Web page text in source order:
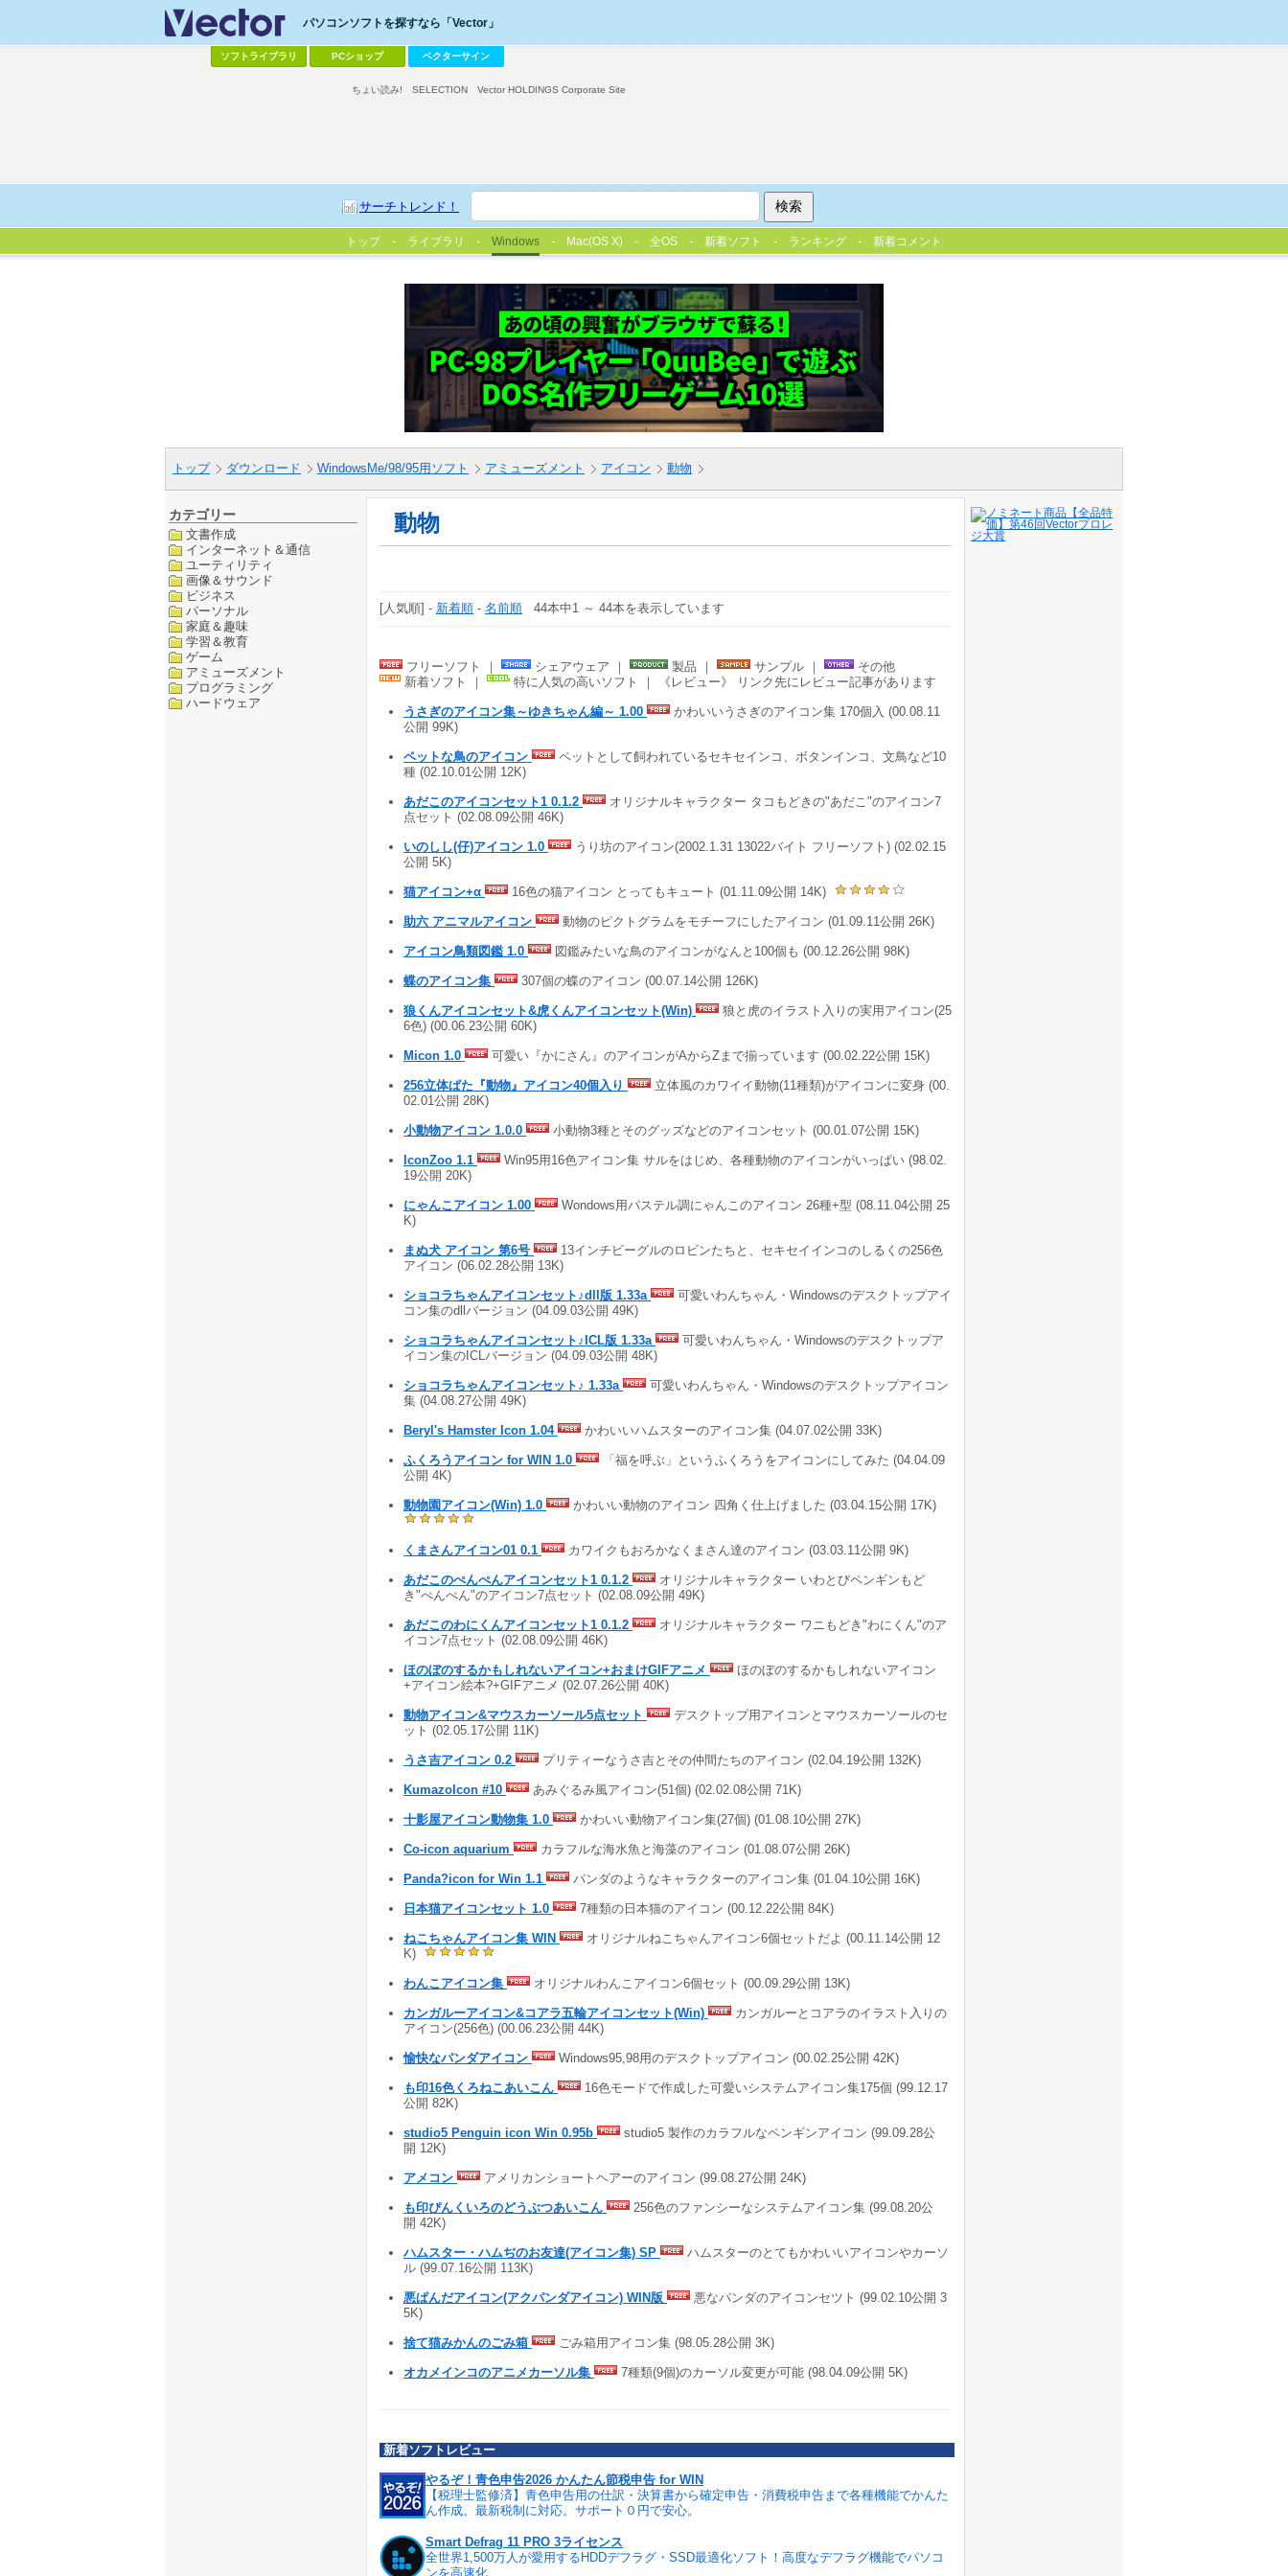
パソコンソフトを探すなら「Vector」
ソフトライブラリ PCショップ ベクターサイン
サーチトレンド！
ちょい読み! SELECTION Vector HOLDINGS Corporate Site
トップ ライブラリ Windows Mac(OS X) 全OS 新着ソフト ランキング 新着コメント
トップ ダウンロード WindowsMe/98/95用ソフト アミューズメント アイコン 動物
カテゴリー
文書作成
インターネット＆通信
ユーティリティ
画像＆サウンド
ビジネス
パーソナル
家庭＆趣味
学習＆教育
ゲーム
アミューズメント
プログラミング
ハードウェア
動物
[人気順] - 新着順 - 名前順 44本中1 ～ 44本を表示しています
フリーソフト ｜ シェアウェア ｜ 製品 ｜ サンプル ｜
その他
新着ソフト ｜
特に人気の高いソフト ｜ 《レビュー》 リンク先にレビュー記事があります
うさぎのアイコン集～ゆきちゃん編～ 1.00
かわいいうさぎのアイコン集 170個入 (00.08.11
公開 99K)
ペットな鳥のアイコン
ペットとして飼われているセキセインコ、ボタンインコ、文鳥など10
種 (02.10.01公開 12K)
あだこのアイコンセット1 0.1.2
オリジナルキャラクター タコもどきの"あだこ"のアイコン7
点セット (02.08.09公開 46K)
いのしし(仔)アイコン 1.0
うり坊のアイコン(2002.1.31 13022バイト フリーソフト) (02.02.15
公開 5K)
猫アイコン+α 16色の猫アイコン とってもキュート (01.11.09公開 14K)
助六 アニマルアイコン 動物のピクトグラムをモチーフにしたアイコン (01.09.11公開 26K)
アイコン鳥類図鑑 1.0 図鑑みたいな鳥のアイコンがなんと100個も (00.12.26公開 98K)
蝶のアイコン集 307個の蝶のアイコン (00.07.14公開 126K)
狼くんアイコンセット&虎くんアイコンセット(Win)
狼と虎のイラスト入りの実用アイコン(25
6色) (00.06.23公開 60K)
Micon 1.0 可愛い『かにさん』のアイコンがAからZまで揃っています (00.02.22公開 15K)
256立体ぱた『動物』アイコン40個入り
立体風のカワイイ動物(11種類)がアイコンに変身 (00.
02.01公開 28K)
小動物アイコン 1.0.0 小動物3種とそのグッズなどのアイコンセット (00.01.07公開 15K)
IconZoo 1.1
Win95用16色アイコン集 サルをはじめ、各種動物のアイコンがいっぱい (98.02.
19公開 20K)
にゃんこアイコン 1.00
Wondows用パステル調にゃんこのアイコン 26種+型 (08.11.04公開 25
K)
まぬ犬 アイコン 第6号
13インチビーグルのロビンたちと、セキセイインコのしるくの256色
アイコン (06.02.28公開 13K)
ショコラちゃんアイコンセット♪dll版 1.33a
可愛いわんちゃん・Windowsのデスクトップアイ
コン集のdllバージョン (04.09.03公開 49K)
ショコラちゃんアイコンセット♪ICL版 1.33a
可愛いわんちゃん・Windowsのデスクトップア
イコン集のICLバージョン (04.09.03公開 48K)
ショコラちゃんアイコンセット♪ 1.33a
可愛いわんちゃん・Windowsのデスクトップアイコン
集 (04.08.27公開 49K)
Beryl's Hamster Icon 1.04 かわいいハムスターのアイコン集 (04.07.02公開 33K)
ふくろうアイコン for WIN 1.0
「福を呼ぶ」というふくろうをアイコンにしてみた (04.04.09
公開 4K)
動物園アイコン(Win) 1.0 かわいい動物のアイコン 四角く仕上げました (03.04.15公開 17K)
くまさんアイコン01 0.1 カワイクもおろかなくまさん達のアイコン (03.03.11公開 9K)
あだこのぺんぺんアイコンセット1 0.1.2
オリジナルキャラクター いわとびペンギンもど
き"ぺんぺん"のアイコン7点セット (02.08.09公開 49K)
あだこのわにくんアイコンセット1 0.1.2
オリジナルキャラクター ワニもどき"わにくん"のア
イコン7点セット (02.08.09公開 46K)
ほのぼのするかもしれないアイコン+おまけGIFアニメ
ほのぼのするかもしれないアイコン
+アイコン絵本?+GIFアニメ (02.07.26公開 40K)
動物アイコン&マウスカーソール5点セット
デスクトップ用アイコンとマウスカーソールのセ
ット (02.05.17公開 11K)
うさ吉アイコン 0.2 プリティーなうさ吉とその仲間たちのアイコン (02.04.19公開 132K)
KumazoIcon #10 あみぐるみ風アイコン(51個) (02.02.08公開 71K)
十影屋アイコン動物集 1.0 かわいい動物アイコン集(27個) (01.08.10公開 27K)
Co-icon aquarium カラフルな海水魚と海藻のアイコン (01.08.07公開 26K)
Panda?icon for Win 1.1 パンダのようなキャラクターのアイコン集 (01.04.10公開 16K)
日本猫アイコンセット 1.0 7種類の日本猫のアイコン (00.12.22公開 84K)
ねこちゃんアイコン集 WIN
オリジナルねこちゃんアイコン6個セットだよ (00.11.14公開 12
K)
わんこアイコン集 オリジナルわんこアイコン6個セット (00.09.29公開 13K)
カンガルーアイコン&コアラ五輪アイコンセット(Win)
カンガルーとコアラのイラスト入りの
アイコン(256色) (00.06.23公開 44K)
愉快なパンダアイコン Windows95,98用のデスクトップアイコン (00.02.25公開 42K)
も印16色くろねこあいこん
16色モードで作成した可愛いシステムアイコン集175個 (99.12.17
公開 82K)
studio5 Penguin icon Win 0.95b
studio5 製作のカラフルなペンギンアイコン (99.09.28公
開 12K)
アメコン アメリカンショートヘアーのアイコン (99.08.27公開 24K)
も印ぴんくいろのどうぶつあいこん
256色のファンシーなシステムアイコン集 (99.08.20公
開 42K)
ハムスター・ハムぢのお友達(アイコン集) SP
ハムスターのとてもかわいいアイコンやカーソ
ル (99.07.16公開 113K)
悪ぱんだアイコン(アクパンダアイコン) WIN版
悪なパンダのアイコンセツト (99.02.10公開 3
5K)
捨て猫みかんのごみ箱 ごみ箱用アイコン集 (98.05.28公開 3K)
オカメインコのアニメカーソル集 7種類(9個)のカーソル変更が可能 (98.04.09公開 5K)
新着ソフトレビュー
やるぞ！青色申告2026 かんたん節税申告 for WIN
【税理士監修済】青色申告用の仕訳・決算書から確定申告・消費税申告まで各種機能でかんた
ん作成。最新税制に対応。サポート０円で安心。
Smart Defrag 11 PRO 3ライセンス
全世界1,500万人が愛用するHDDデフラグ・SSD最適化ソフト！高度なデフラグ機能でパソコ
ンを高速化